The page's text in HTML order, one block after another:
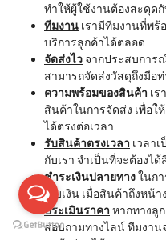
ทำให้ผู้ใช้งานต้องสะดุด
ทีมงาน เรามีทีมงานที่พร้
บริการลูกค้าได้ตลอด
จัดส่งไว จากประสบการ
สามารถจัดส่งวัสดุถึงมือ
ความพร้อมของสินค้า เ
สินค้าในการจัดส่ง เพื่อใ
ได้ตรงต่อเวลา
รับสินค้าตรงเวลา เวลา
กับเรา จำเป็นที่จะต้องไ
ชำระเงินปลายทางในก
เก็บเงิน เมื่อสินค้าถึงหน้
ประเมินราคา หากทางลู
สอบถามทางไลน์ ทีมงา